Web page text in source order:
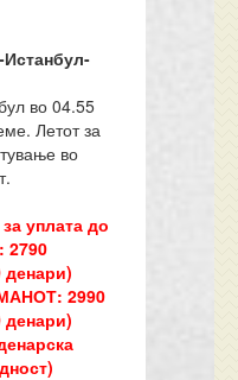
Истанбул-
во 04.55
Летот за
во
уплата до
2790
денари)
: 2990
денари)